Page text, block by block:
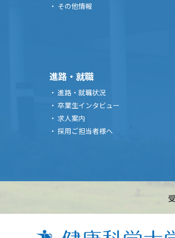
その他情報
進路・就職
進路・就職状況
卒業生インタビュー
求人案内
採用ご担当者様へ